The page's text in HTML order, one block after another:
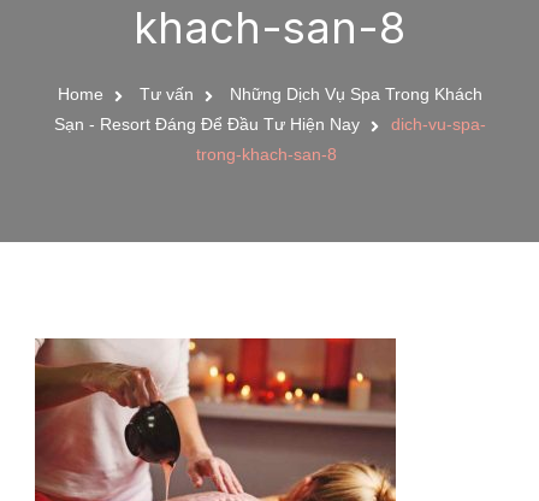
khach-san-8
Home Tư vấn
Những Dịch Vụ Spa Trong Khách
Sạn - Resort Đáng Để Đầu Tư Hiện Nay
dich-vu-spa-
trong-khach-san-8